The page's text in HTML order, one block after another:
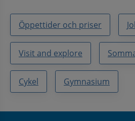
Öppettider och priser
Visit and explore
Cykel Gymnasium